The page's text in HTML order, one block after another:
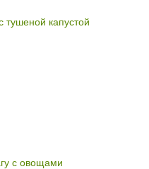
тушеной капустой
с овощами